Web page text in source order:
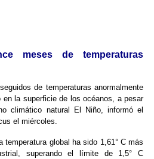
meses de temperaturas
de temperaturas anormalmente
la superficie de los océanos, a pesar
climático natural El Niño, informó el
el miércoles.
temperatura global ha sido 1,61° C más
superando el límite de 1,5° C